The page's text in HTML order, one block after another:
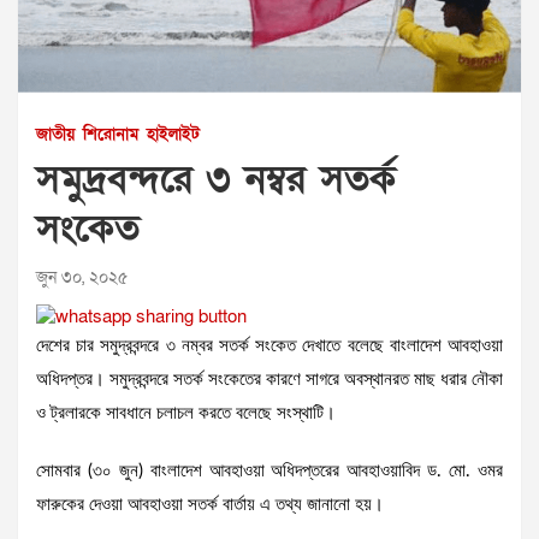
জাতীয় শিরোনাম হাইলাইট
সমুদ্রবন্দরে ৩ নম্বর সতর্ক
সংকেত
জুন ৩০, ২০২৫
দেশের চার সমুদ্রবন্দরে ৩ নম্বর সতর্ক সংকেত দেখাতে বলেছে বাংলাদেশ আবহাওয়া
অধিদপ্তর। সমুদ্রবন্দরে সতর্ক সংকেতের কারণে সাগরে অবস্থানরত মাছ ধরার নৌকা
ও ট্রলারকে সাবধানে চলাচল করতে বলেছে সংস্থাটি।
সোমবার (৩০ জুন) বাংলাদেশ আবহাওয়া অধিদপ্তরের আবহাওয়াবিদ ড. মো. ওমর
ফারুকের দেওয়া আবহাওয়া সতর্ক বার্তায় এ তথ্য জানানো হয়।